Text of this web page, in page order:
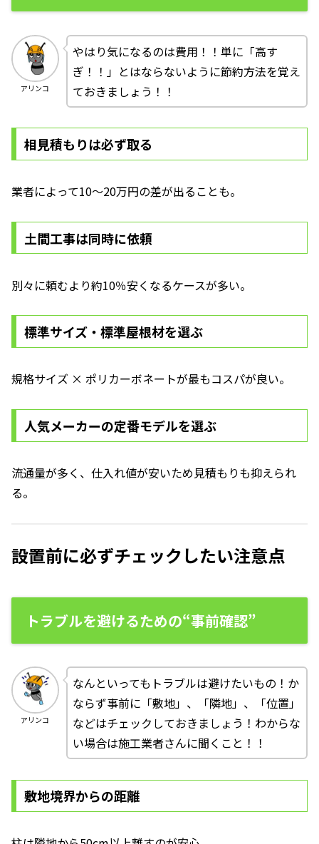
アリンコ
やはり気になるのは費用！！単に「高す
ぎ！！」とはならないように節約方法を覚え
ておきましょう！！
相見積もりは必ず取る
業者によって10〜20万円の差が出ることも。
土間工事は同時に依頼
別々に頼むより約10％安くなるケースが多い。
標準サイズ・標準屋根材を選ぶ
規格サイズ × ポリカーボネートが最もコスパが良い。
人気メーカーの定番モデルを選ぶ
流通量が多く、仕入れ値が安いため見積もりも抑えられ
る。
設置前に必ずチェックしたい注意点
トラブルを避けるための“事前確認”
アリンコ
なんといってもトラブルは避けたいもの！か
ならず事前に「敷地」、「隣地」、「位置」
などはチェックしておきましょう！わからな
い場合は施工業者さんに聞くこと！！
敷地境界からの距離